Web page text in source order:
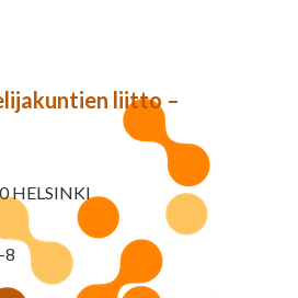
liitto –
HELSINKI
8